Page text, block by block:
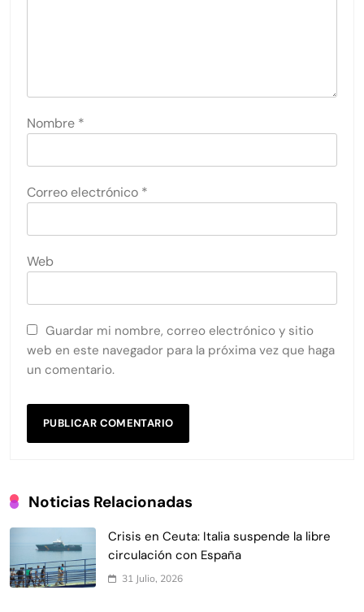
Nombre *
Correo electrónico *
Web
Guardar mi nombre, correo electrónico y sitio
web en este navegador para la próxima vez que haga
un comentario.
Noticias Relacionadas
Crisis en Ceuta: Italia suspende la libre
circulación con España
31 Julio, 2026